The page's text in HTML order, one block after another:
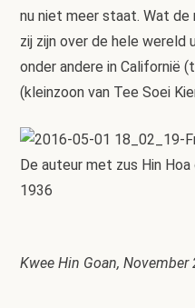
nu niet meer staat. Wat de
zij zijn over de hele wereld
onder andere in Californië
(kleinzoon van Tee Soei
De auteur met zus Hin
1936
Kwee Hin Goan, November